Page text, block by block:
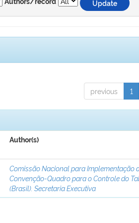
Authors/record
previous 1
Author(s)
Comissão Nacional para Implementação
Convenção-Quadro para o Controle do
(Brasil). Secretaria Executiva